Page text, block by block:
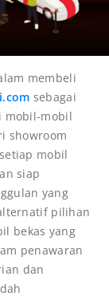
membeli
sebagai
mobil-mobil
showroom
mobil
siap
yang
pilihan
bekas yang
penawaran
dan